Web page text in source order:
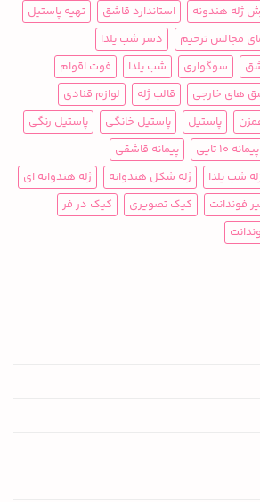
ژله هندونه استاندارد قاشق
تهیه پاستیل
مجالس ترحیم
دسر شب یلدا
سوگواری شب یلدا
فوت اقوام
های خارجی قالب ژله
لوازم قنادی
پاستیل پاستیل خانگی
پاستیل رنگی
پیمانه 10 تایی
پیمانه قاشقی
شب یلدا ژله شکل هندوانه
ژله هندوانه ای
فوندانت کیک تصویری
کیک در فر